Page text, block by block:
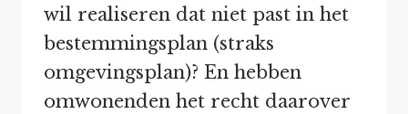
wil realiseren dat niet past in het
bestemmingsplan (straks
omgevingsplan)? En hebben
omwonenden het recht daarover